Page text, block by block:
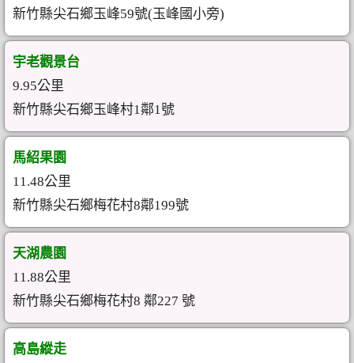
新竹縣尖石鄉玉峰59號(玉峰國小旁)
宇老觀景台
9.95公里
新竹縣尖石鄉玉峰村1鄰1號
馬紹果園
11.48公里
新竹縣尖石鄉梅花村8鄰199號
天湖農園
11.88公里
新竹縣尖石鄉梅花村8 鄰227 號
高島縱走